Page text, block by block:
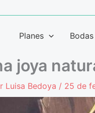
Planes
joya
Luisa Bedoya / 25 de